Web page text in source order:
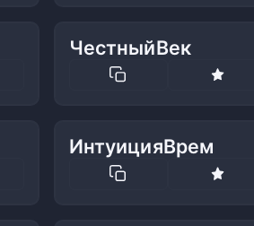
ЧестныйВек
ИнтуицияВрем